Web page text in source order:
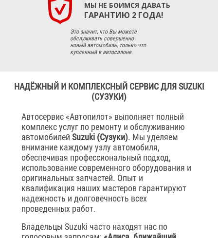
МЫ НЕ БОИМСЯ ДАВАТЬ
ГАРАНТИЮ 2 ГОДА!
Это значит, что Вы можете
обслуживать совершенно
новый автомобиль, только что
купленный в автосалоне.
НАДЁЖНЫЙ И КОМПЛЕКСНЫЙ СЕРВИС ДЛЯ SUZUKI
(СУЗУКИ)
Автосервис «Автопилот» выполняет полный
комплекс услуг по ремонту и обслуживанию
автомобилей Suzuki (Сузуки). Мы уделяем
внимание каждому узлу автомобиля,
обеспечивая профессиональный подход,
использование современного оборудования и
оригинальных запчастей. Опыт и
квалификация наших мастеров гарантируют
надежность и долговечность всех
проведенных работ.
Владельцы Suzuki часто находят нас по